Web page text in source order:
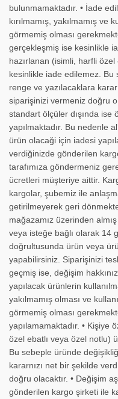
bulunmamaktadır. • İade
kırılmamış, yakılmamış ve
görmemiş olması
gerçekleşmiş ise kesinlikle
hazırlanan (isimli, harfli
kesinlikle iade edilemez. Bu
renge ve yazılacaklara
siparişinizi vermeniz doğru
standart ölçüler dışında ise
yapılmaktadır. Bu nedenle
ürün olacaği için iadesi
verdiğinizde gönderilen
tarafımıza göndermeniz
ücretleri müşteriye aittir.
kargolar, şubemiz ile
getirilmeyerek geri
mağazamız üzerinden
veya isteğe bağlı olarak 14
doğrultusunda ürün veya
yapabilirsiniz. Siparişinizi
geçmiş ise, değişim
yapılacak ürünlerin
yakılmamış olması ve
görmemiş olması
yapılamamaktadır. • Kişiye
özel ebatlı veya özel notlu)
Bu sebeple üründe
kararnızı net bir şekilde
doğru olacaktır. • Değişim
gönderilen kargo şirketi ile